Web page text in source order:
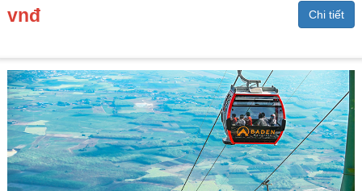
vnđ Chi tiết